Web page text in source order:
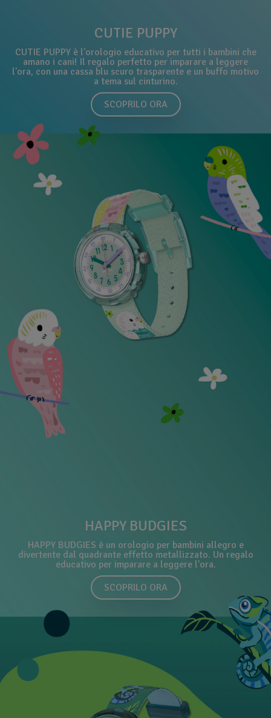
CUTIE PUPPY
CUTIE PUPPY è l’orologio educativo per tutti i bambini che
amano i cani! Il regalo perfetto per imparare a leggere
l’ora, con una cassa blu scuro trasparente e un buffo motivo
a tema sul cinturino.
SCOPRILO ORA
HAPPY BUDGIES
HAPPY BUDGIES è un orologio per bambini allegro e
divertente dal quadrante effetto metallizzato. Un regalo
educativo per imparare a leggere l’ora.
SCOPRILO ORA